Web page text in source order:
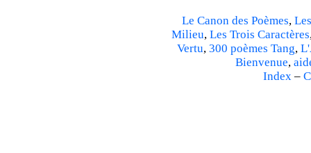
Le Canon des Poèmes,
Milieu, Les Trois Caractères
Vertu, 300 poèmes Tang,
Bienvenue,
Index –